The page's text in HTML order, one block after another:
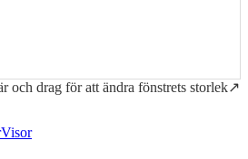
och drag för att ändra fönstrets storlek↗
Visor